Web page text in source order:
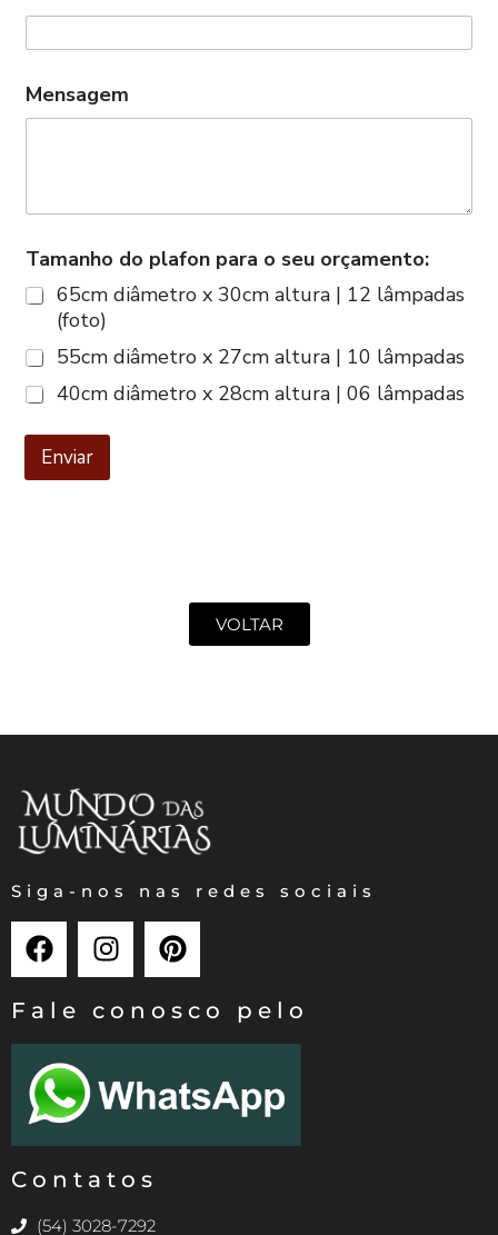
Mensagem
Tamanho do plafon para o seu orçamento:
65cm diâmetro x 30cm altura | 12 lâmpadas
(foto)
55cm diâmetro x 27cm altura | 10 lâmpadas
40cm diâmetro x 28cm altura | 06 lâmpadas
Enviar
VOLTAR
Siga-nos nas redes sociais
Fale conosco pelo
Contatos
(54) 3028-7292